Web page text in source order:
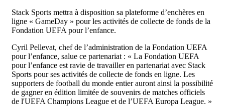
Stack Sports mettra à disposition sa plateforme d’enchères en
ligne « GameDay » pour les activités de collecte de fonds de la
Fondation UEFA pour l’enfance.
Cyril Pellevat, chef de l’administration de la Fondation UEFA
pour l’enfance, salue ce partenariat : « La Fondation UEFA
pour l’enfance est ravie de travailler en partenariat avec Stack
Sports pour ses activités de collecte de fonds en ligne. Les
supporters de football du monde entier auront ainsi la possibilité
de gagner en édition limitée de souvenirs de matches officiels
de l'UEFA Champions League et de l’UEFA Europa League. »